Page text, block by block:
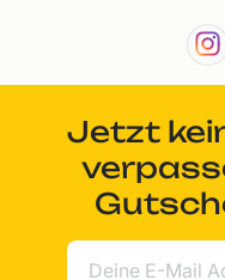
Jetzt